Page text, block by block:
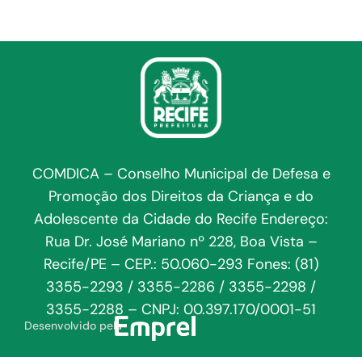
COMDICA – Conselho Municipal de Defesa e
Promoção dos Direitos da Criança e do
Adolescente da Cidade do Recife Endereço:
Rua Dr. José Mariano nº 228, Boa Vista –
Recife/PE – CEP.: 50.060-293 Fones: (81)
3355-2293 / 3355-2286 / 3355-2298 /
3355-2288 – CNPJ: 00.397.170/0001-51
Desenvolvido pela